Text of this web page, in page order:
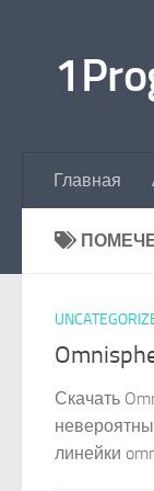
Главная
Скачать
линейки